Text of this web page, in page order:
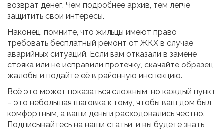
возврат денег. Чем подробнее архив, тем легче
защитить свои интересы.
Наконец, помните, что жильцы имеют право
требовать бесплатный ремонт от ЖКХ в случае
аварийных ситуаций. Если вам отказали в замене
стояка или не исправили протечку, скачайте образец
жалобы и подайте её в районную инспекцию.
Всё это может показаться сложным, но каждый пункт
– это небольшая шаговка к тому, чтобы ваш дом был
комфортным, а ваши деньги расходовались честно.
Подписывайтесь на наши статьи, и вы будете знать,